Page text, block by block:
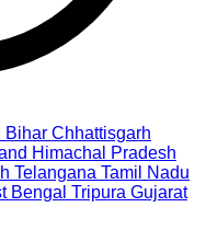
Bihar Chhattisgarh
Himachal Pradesh
Telangana Tamil Nadu
Bengal Tripura Gujarat